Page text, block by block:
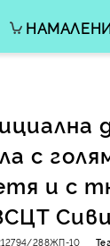
с
и с
288ЖП-10